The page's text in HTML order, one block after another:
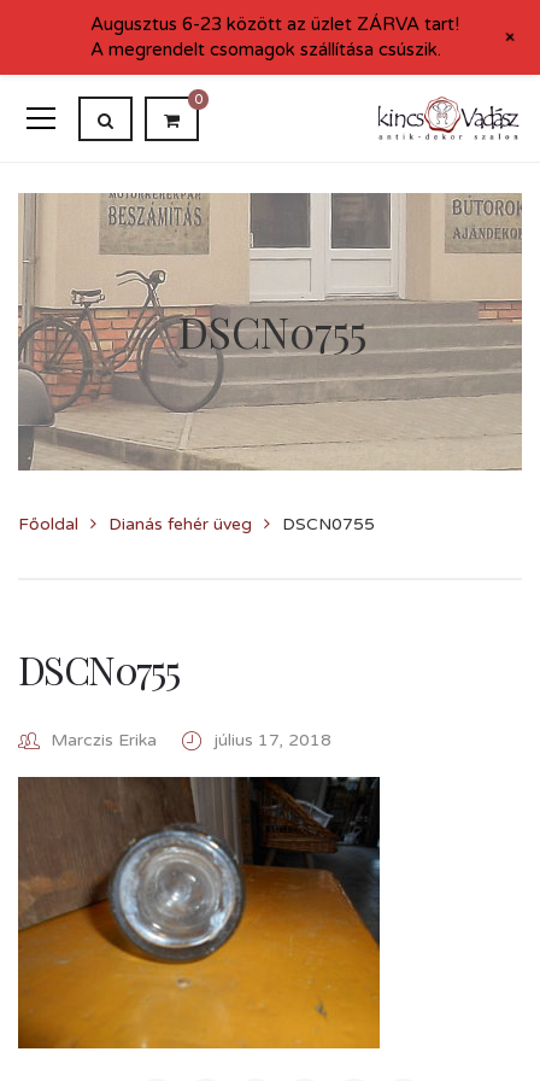
0
DSCN0755
Főoldal Dianás fehér üveg DSCN0755
DSCN0755
Marczis Erika július 17, 2018
Augusztus 6-23 között az üzlet ZÁRVA tart!
A megrendelt csomagok szállítása csúszik.
+